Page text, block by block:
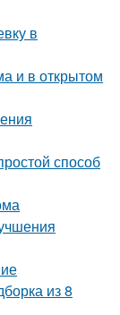
в
и в открытом
способ
из 8